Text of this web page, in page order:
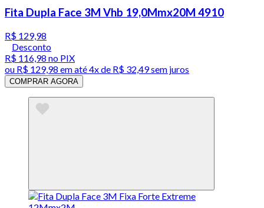
Fita Dupla Face 3M Vhb 19,0Mmx20M 4910
R$ 129,98
Desconto
R$ 116,98 no PIX
ou R$ 129,98 em até4x de R$ 32,49 sem juros
COMPRAR AGORA